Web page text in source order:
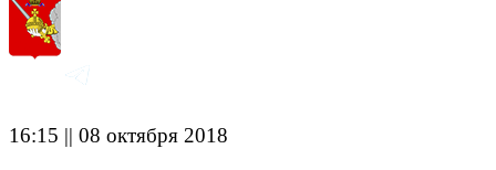
16:15 || 08 октября 2018